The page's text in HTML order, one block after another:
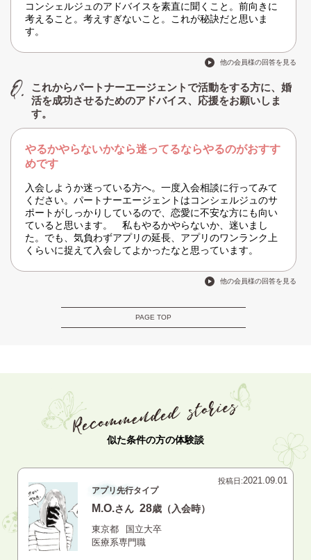
コンシェルジュのアドバイスを素直に聞くこと。前向きに
考えること。考えすぎないこと。これが秘訣だと思いま
す。
他の会員様の回答を見る
これからパートナーエージェントで活動をする方に、婚
活を成功させるためのアドバイス、応援をお願いしま
す。
やるかやらないかなら迷ってるならやるのがおすす
めです
入会しようか迷っている方へ。一度入会相談に行ってみて
ください。パートナーエージェントはコンシェルジュのサ
ポートがしっかりしているので、恋愛に不安な方にも向い
ていると思います。 私もやるかやらないか、迷いまし
た。でも、気負わずアプリの延長、アプリのワンランク上
くらいに捉えて入会してよかったなと思っています。
他の会員様の回答を見る
PAGE TOP
似た条件の方の体験談
投稿日:2021.09.01
アプリ先行タイプ
M.O.さん 28歳（入会時）
東京都
国立大卒
医療系専門職